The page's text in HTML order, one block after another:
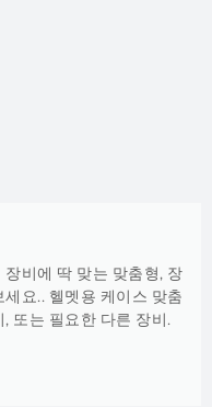
비에 딱 맞는 맞춤형, 장
요.. 헬멧용 케이스 맞춤
또는 필요한 다른 장비.